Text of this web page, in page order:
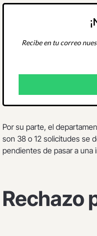
Recibe en tu correo
Por su parte, el
son 38 o 12 solicitudes se
pendientes de pasar a una
Rechazo